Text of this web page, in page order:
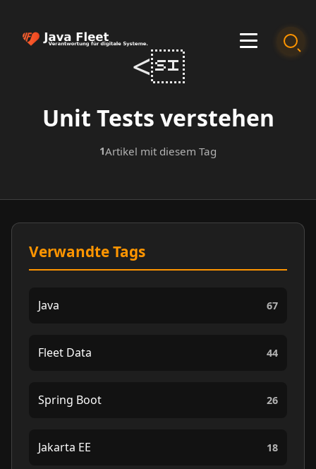
<
Unit Tests verstehen
1Artikel mit diesem Tag
Verwandte Tags
Java 67
Fleet Data 44
Spring Boot 26
Jakarta EE 18